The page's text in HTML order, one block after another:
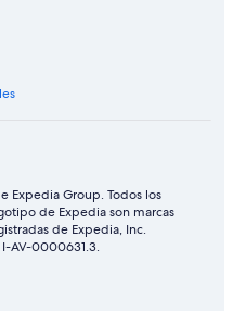
Expedia Group. Todos los
de Expedia son marcas
de Expedia, Inc.
AV-0000631.3.